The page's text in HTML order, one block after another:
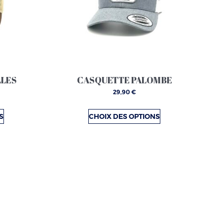
CASQUETTE PALOMBE
29,90€
CHOIX DES OPTIONS
variations.
Les
options
sur
page